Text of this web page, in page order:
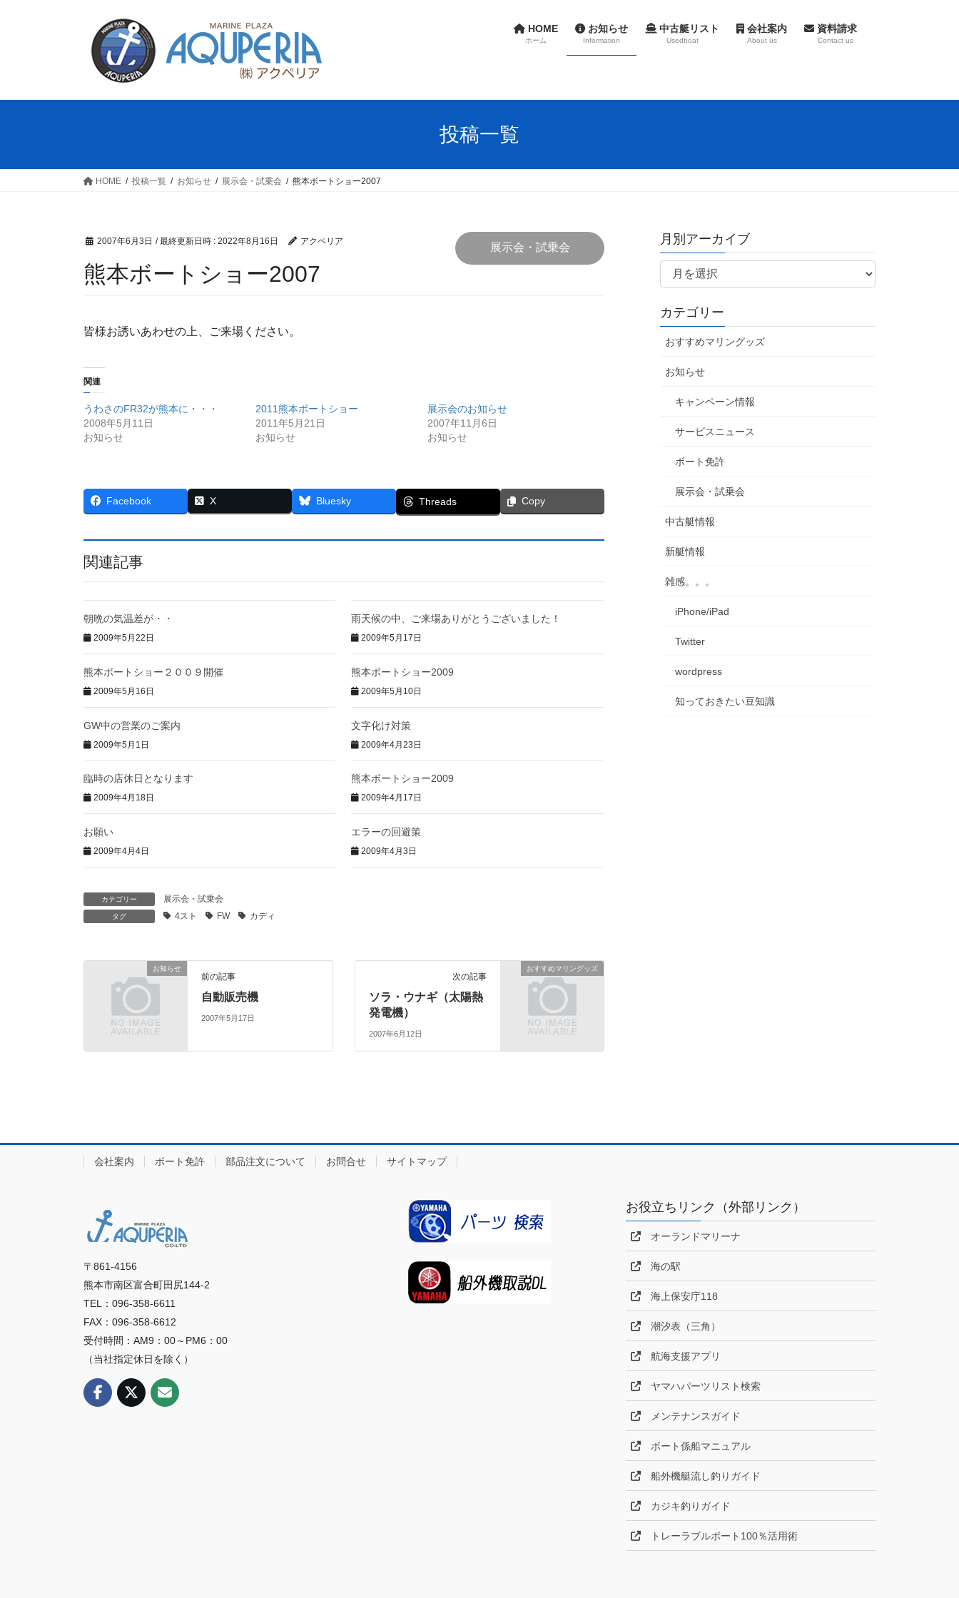
HOME
ホーム
お知らせ
Information
中古艇リスト
Usedboat
会社案内
About us
資料請求
Contact us
投稿一覧
HOME 投稿一覧 お知らせ 展示会・試乗会 熊本ボートショー2007
2007年6月3日 / 最終更新日時 : 2022年8月16日 アクペリア 展示会・試乗会
熊本ボートショー2007
皆様お誘いあわせの上、ご来場ください。
関連
うわさのFR32が熊本に・・・
2008年5月11日
お知らせ
2011熊本ボートショー
2011年5月21日
お知らせ
展示会のお知らせ
2007年11月6日
お知らせ
Facebook X Bluesky Threads Copy
関連記事
朝晩の気温差が・・
2009年5月22日
雨天候の中、ご来場ありがとうございました！
2009年5月17日
熊本ボートショー２００９開催
2009年5月16日
熊本ボートショー2009
2009年5月10日
GW中の営業のご案内
2009年5月1日
文字化け対策
2009年4月23日
臨時の店休日となります
2009年4月18日
熊本ボートショー2009
2009年4月17日
お願い
2009年4月4日
エラーの回避策
2009年4月3日
カテゴリー 展示会・試乗会
タグ 4スト FW カディ
お知らせ
前の記事
自動販売機
2007年5月17日
おすすめマリングッズ
次の記事
ソラ・ウナギ（太陽熱
発電機）
2007年6月12日
月別アーカイブ
月
ー
カ
イ
カテゴリー
おすすめマリングッズ
お知らせ
キャンペーン情報
サービスニュース
ボート免許
展示会・試乗会
中古艇情報
新艇情報
雑感。。。
iPhone/iPad
Twitter
wordpress
知っておきたい豆知識
会社案内 ボート免許 部品注文について お問合せ サイトマップ
〒861-4156
熊本市南区富合町田尻144-2
TEL：096-358-6611
FAX：096-358-6612
受付時間：AM9：00～PM6：00
（当社指定休日を除く）
お役立ちリンク（外部リンク）
オーランドマリーナ
海の駅
海上保安庁118
潮汐表（三角）
航海支援アプリ
ヤマハパーツリスト検索
メンテナンスガイド
ボート係船マニュアル
船外機艇流し釣りガイド
カジキ釣りガイド
トレーラブルボート100％活用術